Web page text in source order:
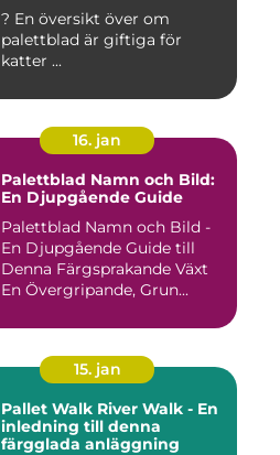
? En översikt över om
palettblad är giftiga för
katter ...
16. jan
Palettblad Namn och Bild:
En Djupgående Guide
Palettblad Namn och Bild -
En Djupgående Guide till
Denna Färgsprakande Växt
En Övergripande, Grun...
15. jan
Pallet Walk River Walk - En
inledning till denna
färgglada anläggning